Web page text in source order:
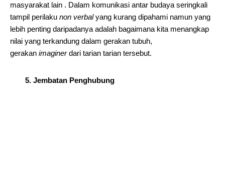
masyarakat lain . Dalam komunikasi antar budaya seringkali
tampil perilaku non verbalyang kurang dipahami namun yang
lebih penting daripadanya adalah bagaimana kita menangkap
nilai yang terkandung dalam gerakan tubuh,
gerakan imaginerdari tarian tarian tersebut.
5. Jembatan Penghubung